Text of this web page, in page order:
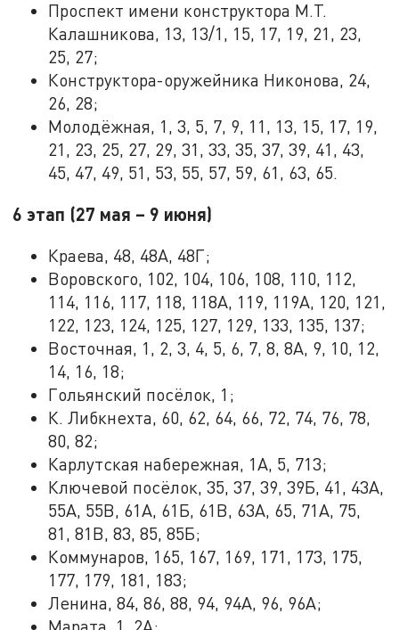
Проспект имени конструктора М.Т.
Калашникова, 13, 13/1, 15, 17, 19, 21, 23,
25, 27;
Конструктора-оружейника Никонова, 24,
26, 28;
Молодёжная, 1, 3, 5, 7, 9, 11, 13, 15, 17, 19,
21, 23, 25, 27, 29, 31, 33, 35, 37, 39, 41, 43,
45, 47, 49, 51, 53, 55, 57, 59, 61, 63, 65.
6 этап (27 мая – 9 июня)
Краева, 48, 48А, 48Г;
Воровского, 102, 104, 106, 108, 110, 112,
114, 116, 117, 118, 118А, 119, 119А, 120, 121,
122, 123, 124, 125, 127, 129, 133, 135, 137;
Восточная, 1, 2, 3, 4, 5, 6, 7, 8, 8А, 9, 10, 12,
14, 16, 18;
Гольянский посёлок, 1;
К. Либкнехта, 60, 62, 64, 66, 72, 74, 76, 78,
80, 82;
Карлутская набережная, 1А, 5, 713;
Ключевой посёлок, 35, 37, 39, 39Б, 41, 43А,
55А, 55В, 61А, 61Б, 61В, 63А, 65, 71А, 75,
81, 81В, 83, 85, 85Б;
Коммунаров, 165, 167, 169, 171, 173, 175,
177, 179, 181, 183;
Ленина, 84, 86, 88, 94, 94А, 96, 96А;
Марата, 1, 2А;